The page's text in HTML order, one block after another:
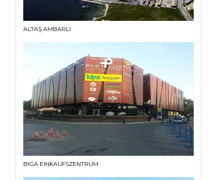
ALTAŞ AMBARLI
BIGA EINKAUFSZENTRUM